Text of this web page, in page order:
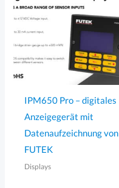
IPM650 Pro – digitales
Anzeigegerät mit
Datenaufzeichnung von
FUTEK
Displays